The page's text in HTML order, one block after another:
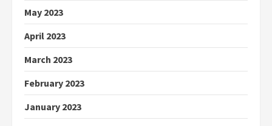
May 2023
April 2023
March 2023
February 2023
January 2023